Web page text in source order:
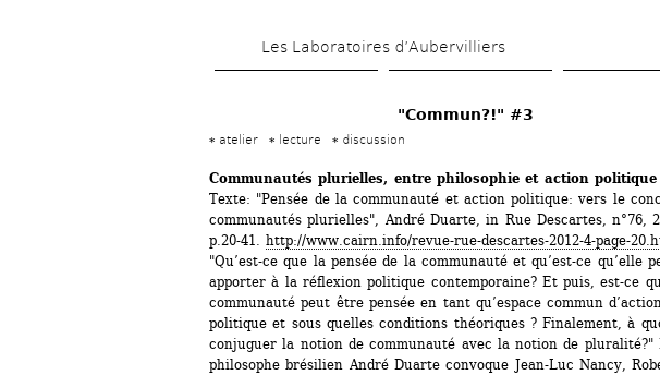
Les Laboratoires d’Aubervilliers
"Commun?!" #3
atelier lecture discussion
Communautés plurielles, entre philosophie et action politique
Texte: "Pensée de la communauté et action politique: vers le
communautés plurielles", André Duarte, in Rue Descartes, n°76,
p.20-41. http://www.cairn.info/revue-rue-descartes-2012-4-page-
"Qu’est-ce que la pensée de la communauté et qu’est-ce qu’elle
apporter à la réflexion politique contemporaine? Et puis, est-ce
communauté peut être pensée en tant qu’espace commun d’action
politique et sous quelles conditions théoriques ? Finalement, à
conjuguer la notion de communauté avec la notion de pluralité?"
philosophe brésilien André Duarte convoque Jean-Luc Nancy,